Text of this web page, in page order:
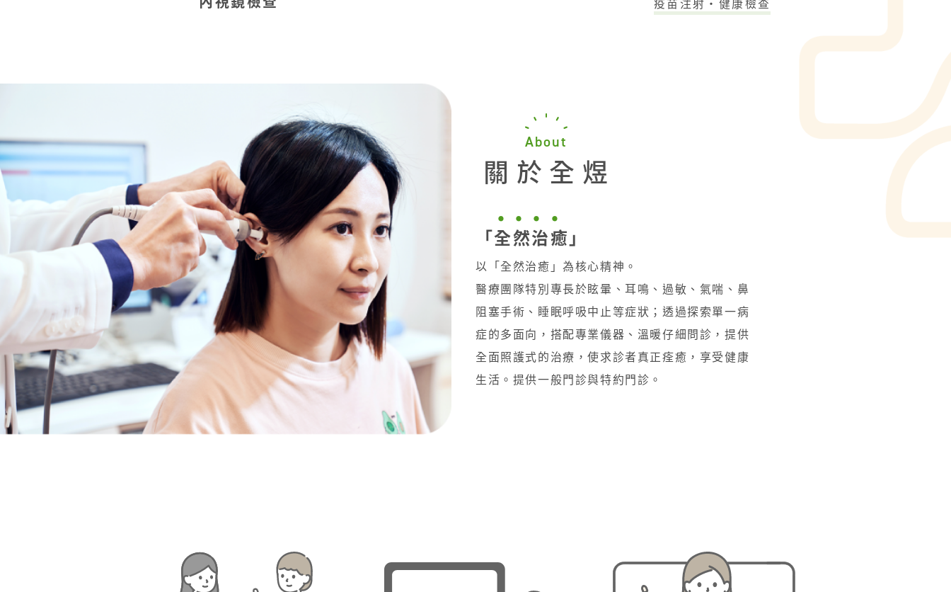
About
關於全煜
「全然治癒」
以「全然治癒」為核心精神。
醫療團隊特別專長於眩暈、耳鳴、過敏、氣喘、鼻
阻塞手術、睡眠呼吸中止等症狀；透過探索單一病
症的多面向，搭配專業儀器、溫暖仔細問診，提供
全面照護式的治療，使求診者真正痊癒，享受健康
生活。提供一般門診與特約門診。